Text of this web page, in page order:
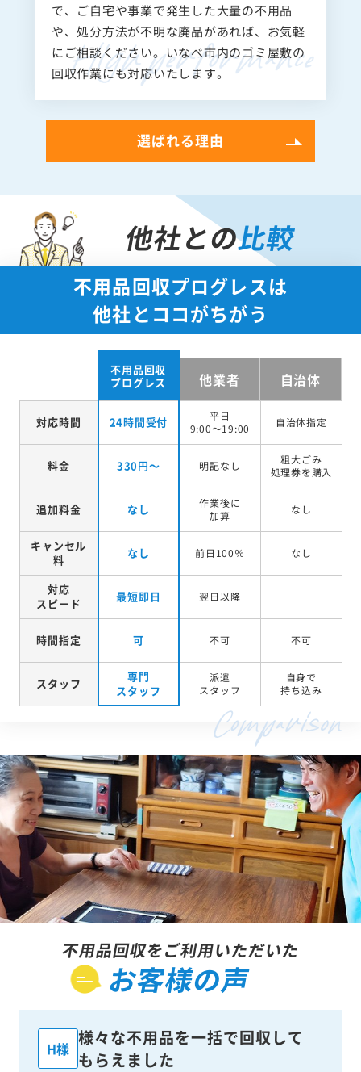
で、ご自宅や事業で発生した大量の不用品
や、処分方法が不明な廃品があれば、お気軽
にご相談ください。いなべ市内のゴミ屋敷の
回収作業にも対応いたします。
選ばれる理由
他社との比較
不用品回収プログレスは
他社とココがちがう
不用品回収
プログレス
他業者 自治体
対応時間 24時間受付
平日
9:00～19:00
自治体指定
料金 330円～ 明記なし
粗大ごみ
処理券を購入
追加料金 なし
作業後に
加算
なし
キャンセル
料
なし 前日100％ なし
対応
スピード
最短即日 翌日以降 －
時間指定 可 不可 不可
スタッフ
専門
スタッフ
派遣
スタッフ
自身で
持ち込み
不用品回収をご利用いただいた
お客様の声
H様
様々な不用品を一括で回収して
もらえました